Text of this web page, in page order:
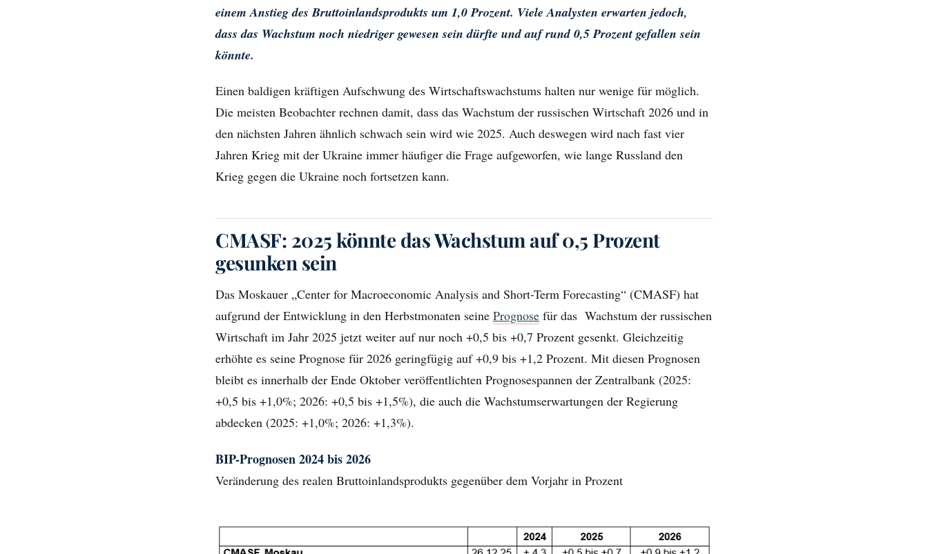
einem Anstieg des Bruttoinlandsprodukts um 1,0 Prozent. Viele Analysten erwarten jedoch,
dass das Wachstum noch niedriger gewesen sein dürfte und auf rund 0,5 Prozent gefallen sein
könnte.
Einen baldigen kräftigen Aufschwung des Wirtschaftswachstums halten nur wenige für möglich.
Die meisten Beobachter rechnen damit, dass das Wachstum der russischen Wirtschaft 2026 und in
den nächsten Jahren ähnlich schwach sein wird wie 2025. Auch deswegen wird nach fast vier
Jahren Krieg mit der Ukraine immer häufiger die Frage aufgeworfen, wie lange Russland den
Krieg gegen die Ukraine noch fortsetzen kann.
CMASF: 2025 könnte das Wachstum auf 0,5 Prozent
gesunken sein
Das Moskauer „Center for Macroeconomic Analysis and Short-Term Forecasting“ (CMASF) hat
aufgrund der Entwicklung in den Herbstmonaten seine Prognose für das Wachstum der russischen
Wirtschaft im Jahr 2025 jetzt weiter auf nur noch +0,5 bis +0,7 Prozent gesenkt. Gleichzeitig
erhöhte es seine Prognose für 2026 geringfügig auf +0,9 bis +1,2 Prozent. Mit diesen Prognosen
bleibt es innerhalb der Ende Oktober veröffentlichten Prognosespannen der Zentralbank (2025:
+0,5 bis +1,0%; 2026: +0,5 bis +1,5%), die auch die Wachstumserwartungen der Regierung
abdecken (2025: +1,0%; 2026: +1,3%).
BIP-Prognosen 2024 bis 2026
Veränderung des realen Bruttoinlandsprodukts gegenüber dem Vorjahr in Prozent